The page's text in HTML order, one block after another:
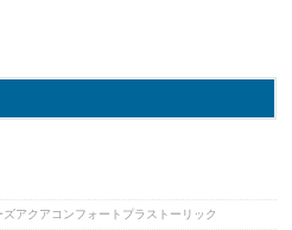
ズアクアコンフォートプラストーリック